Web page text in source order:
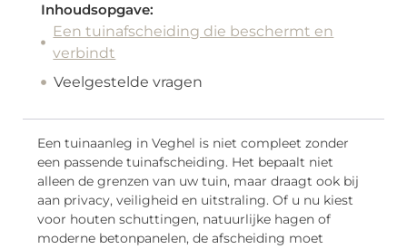
Inhoudsopgave:
Een tuinafscheiding die beschermt en
verbindt
Veelgestelde vragen
Een tuinaanleg in Veghel is niet compleet zonder
een passende tuinafscheiding. Het bepaalt niet
alleen de grenzen van uw tuin, maar draagt ook bij
aan privacy, veiligheid en uitstraling. Of u nu kiest
voor houten schuttingen, natuurlijke hagen of
moderne betonpanelen, de afscheiding moet